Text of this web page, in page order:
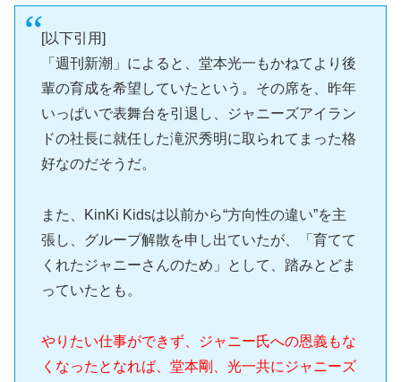
[以下引用]
「週刊新潮」によると、堂本光一もかねてより後
輩の育成を希望していたという。その席を、昨年
いっぱいで表舞台を引退し、ジャニーズアイラン
ドの社長に就任した滝沢秀明に取られてまった格
好なのだそうだ。
また、KinKi Kidsは以前から“方向性の違い”を主
張し、グループ解散を申し出ていたが、「育てて
くれたジャニーさんのため」として、踏みとどま
っていたとも。
やりたい仕事ができず、ジャニー氏への恩義もな
くなったとなれば、堂本剛、光一共にジャニーズ